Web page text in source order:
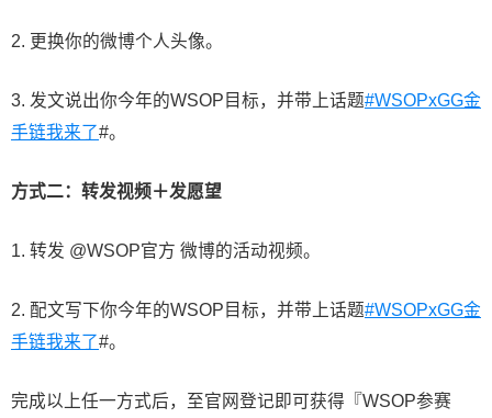
2. 更换你的微博个人头像。
3. 发文说出你今年的WSOP目标，并带上话题#WSOPxGG金
手链我来了#。
方式二：转发视频＋发愿望
1. 转发 @WSOP官方 微博的活动视频。
2. 配文写下你今年的WSOP目标，并带上话题#WSOPxGG金
手链我来了#。
完成以上任一方式后，至官网登记即可获得『WSOP参赛